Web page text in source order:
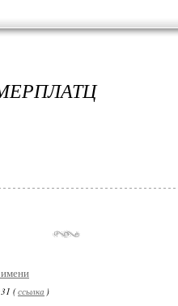
имени
(ссылка )